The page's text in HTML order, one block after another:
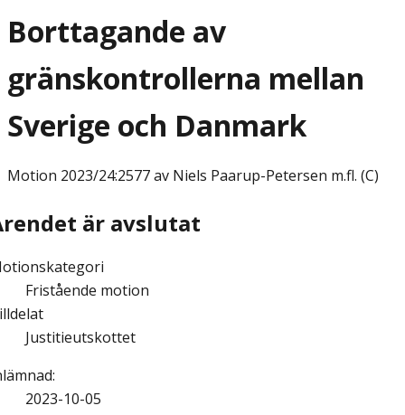
Borttagande av
gränskontrollerna mellan
Sverige och Danmark
Motion 2023/24:2577 av Niels Paarup-Petersen m.fl. (C)
är avslutat
Fristående motion
Justitieutskottet
:
2023-10-05